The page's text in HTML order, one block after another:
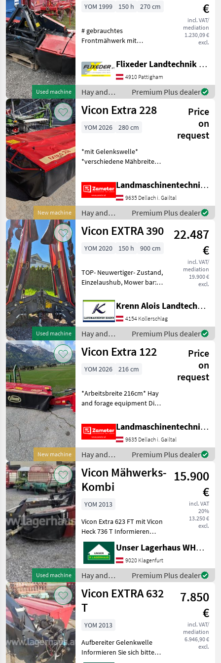
Used machine
€
incl. VAT/
mediation
1.230,09 €
excl.
YOM 1999 150 h 270 cm
# gebrauchtes
Frontmähwerk mit
Gelenkwelle # mit
Höhenverstellung # mit
Schwadscheiben Mower
bar: Drum, type of disc
mower: Front mowers,
Cutting
Flixeder Landtechnik GmbH
4910 Pattigham
Hay and
forage
equipment /
Premium Plus dealer
New machine
Vicon Extra 228
Price
on
request
YOM 2026 280 cm
*mit Gelenkswelle*
*verschiedene Mähbreiten
Klingelschnellwechsel* Hay
and forage equipment Disc
mowers
Landmaschinentechnik Zameter Petra
9635 Dellach i. Gailtal
Hay and
forage
equipment /
Premium Plus dealer
Used machine
Vicon EXTRA 390
22.487
€
incl. VAT/
mediation
19.900 €
excl.
YOM 2020 150 h 900 cm
TOP- Neuwertiger- Zustand,
Einzelaushub, Mower bar:
Rear mowers, Lighting,
Height adjustment, Swath
guide plate Hay and forage
equipment Disc
Krenn Alois Landtechnik GmbH
4154 Kollerschlag
Hay and
forage
equipment /
Premium Plus dealer
New machine
Vicon Extra 122
Price
on
request
YOM 2026 216 cm
*Arbeitsbreite 216cm* Hay
and forage equipment Disc
Landmaschinentechnik Zameter Petra
9635 Dellach i. Gailtal
Hay and
forage
equipment /
Vicon
Premium Plus dealer
Used machine
Vicon Mähwerks-
Kombi
15.900
€
incl. VAT
20%
13.250 €
excl.
YOM 2013
Vicon Extra 623 FT mit Vicon
Heck 736 T Informieren
Siesich bitte vor Fahrt-
Antritt telefonisch, ob die
von Ihnen angefragte
Maschineaktuell bei uns am
Lager steht
Unser Lagerhaus WHG, Kärnten, Klagenfurt
9020 Klagenfurt
Hay and
forage
equipment /
Vicon
Premium Plus dealer
Vicon EXTRA 632
T
7.850
€
incl. VAT/
mediation
6.946,90 €
excl.
YOM 2013
Aufbereiter Gelenkwelle
Informieren Sie sich bitte